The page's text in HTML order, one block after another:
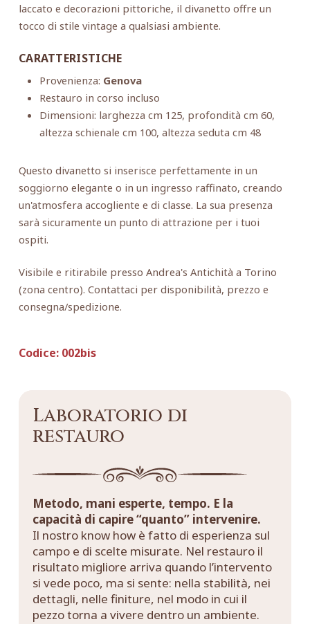
laccato e decorazioni pittoriche, il divanetto offre un
tocco di stile vintage a qualsiasi ambiente.
CARATTERISTICHE
Provenienza: Genova
Restauro in corso incluso
Dimensioni: larghezza cm 125, profondità cm 60,
altezza schienale cm 100, altezza seduta cm 48
Questo divanetto si inserisce perfettamente in un
soggiorno elegante o in un ingresso raffinato, creando
un'atmosfera accogliente e di classe. La sua presenza
sarà sicuramente un punto di attrazione per i tuoi
ospiti.
Visibile e ritirabile presso Andrea's Antichità a Torino
(zona centro). Contattaci per disponibilità, prezzo e
consegna/spedizione.
Codice:002bis
Laboratorio di
restauro
Metodo, mani esperte, tempo. E la
capacità di capire “quanto” intervenire.
Il nostro know how è fatto di esperienza sul
campo e di scelte misurate. Nel restauro il
risultato migliore arriva quando l’intervento
si vede poco, ma si sente: nella stabilità, nei
dettagli, nelle finiture, nel modo in cui il
pezzo torna a vivere dentro un ambiente.